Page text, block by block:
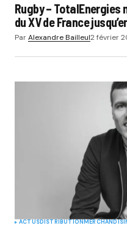
Rugby –
du XV de France
ParAlexandre Bailleul2 février
ACTUSDISTRIBUTION